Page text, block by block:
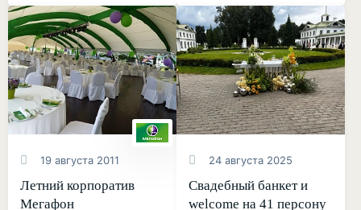
19 августа 2011
Летний корпоратив
Мегафон
24 августа 2025
Свадебный банкет и
welcome на 41 персону